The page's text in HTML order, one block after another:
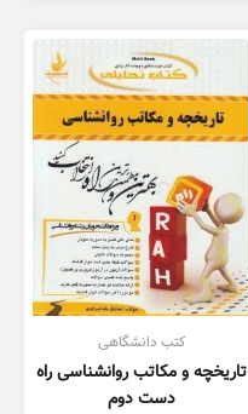
کتب دانشگاهی
تاریخچه و مکاتب روانشناسی راه
دست دوم